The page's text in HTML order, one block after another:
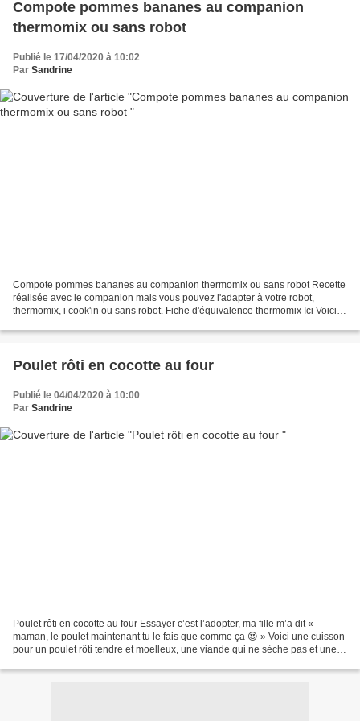
Compote pommes bananes au companion
thermomix ou sans robot
Publié le 17/04/2020 à 10:02
Par Sandrine
Compote pommes bananes au companion thermomix ou sans robot Recette
réalisée avec le companion mais vous pouvez l'adapter à votre robot,
thermomix, i cook'in ou sans robot. Fiche d'équivalence thermomix Ici Voici
Poulet rôti en cocotte au four
Publié le 04/04/2020 à 10:00
Par Sandrine
Poulet rôti en cocotte au four Essayer c’est l’adopter, ma fille m’a dit «
maman, le poulet maintenant tu le fais que comme ça 😍 » Voici une cuisson
pour un poulet rôti tendre et moelleux, une viande qui ne sèche pas et une